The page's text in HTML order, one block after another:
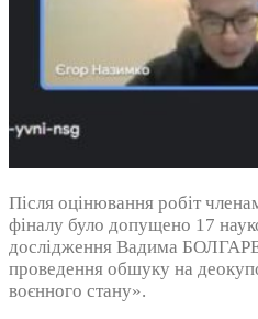
Після оцінювання робіт
фіналу було допущено 17
дослідження Вадима
проведення обшуку на
воєнного стану».